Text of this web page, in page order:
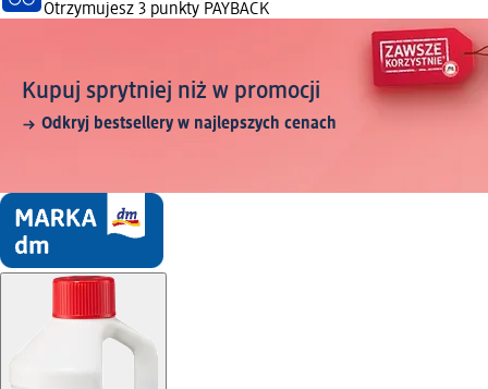
Otrzymujesz 3 punkty PAYBACK
Kupuj sprytniej niż w promocji
Odkryj bestsellery w najlepszych cenach